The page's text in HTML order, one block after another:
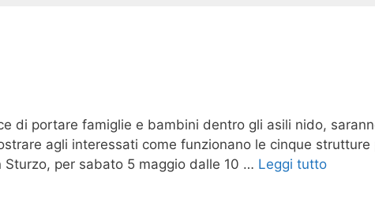
di portare famiglie e bambini dentro gli asili nido,
agli interessati come funzionano le cinque strutture
Sturzo, per sabato 5 maggio dalle 10 … Leggi tutto